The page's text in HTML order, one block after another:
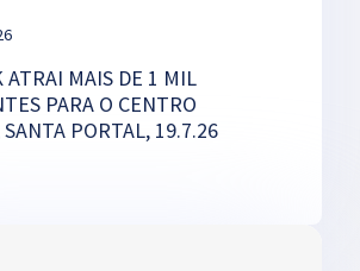
ATRAI MAIS DE 1 MIL
PARA O CENTRO
SANTA PORTAL, 19.7.26